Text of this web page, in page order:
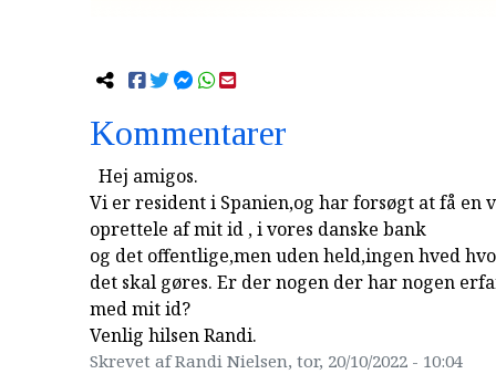
Kommentarer
Hej amigos.
Vi er resident i Spanien,og har forsøgt at få en
oprettele af mit id , i vores danske bank
og det offentlige,men uden held,ingen hved
det skal gøres. Er der nogen der har nogen
med mit id?
Venlig hilsen Randi.
Skrevet af Randi Nielsen, tor, 20/10/2022 - 10:04